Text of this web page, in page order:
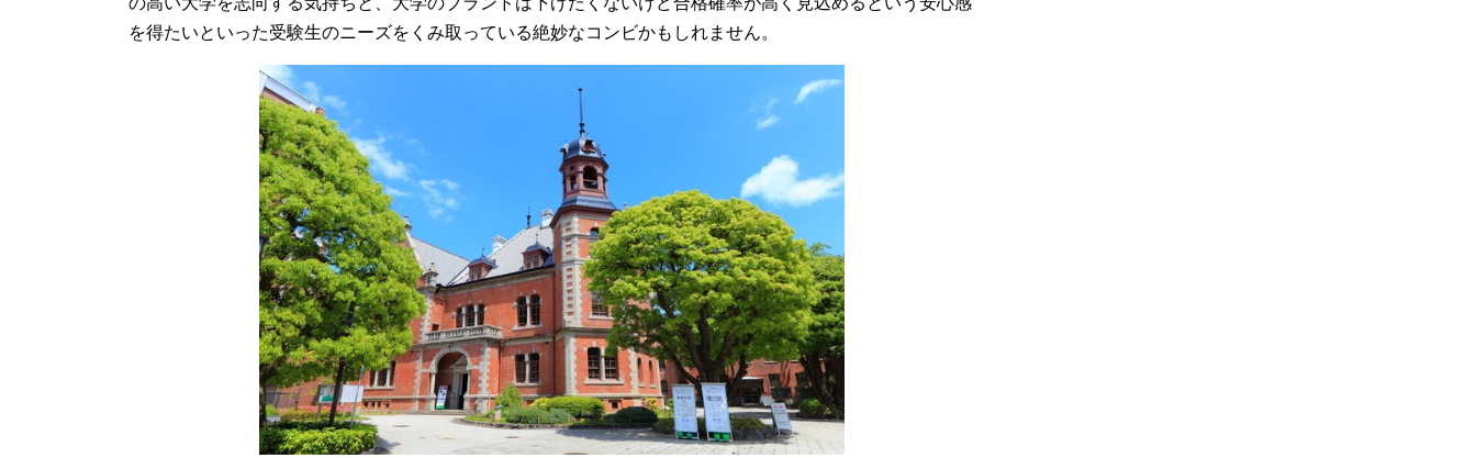
を得たいといった受験生のニーズをくみ取っている絶妙なコンビかもしれません。